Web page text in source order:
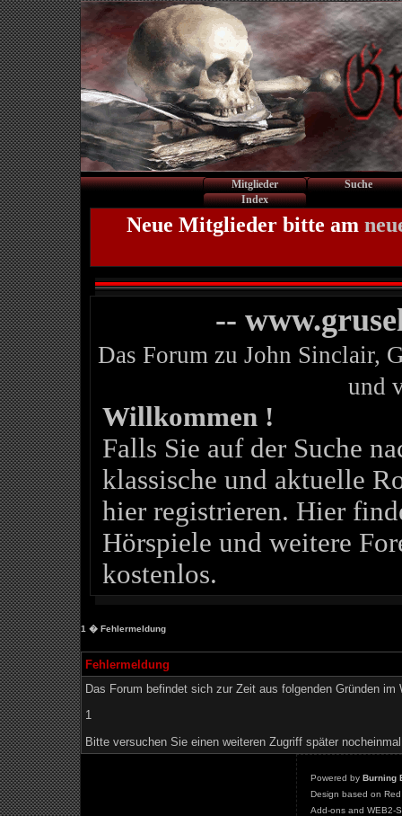
Mitglieder
Suche
Index
Neue Mitglieder bitte am
--
Das Forum zu John Sinclair,
und
Willkommen !
Falls Sie auf der Suche
klassische und aktuelle
hier registrieren. Hier
Hörspiele und weitere
kostenlos.
1 � Fehlermeldung
Fehlermeldung
Das Forum befindet sich zur Zeit aus folgenden Gründen im
1
Bitte versuchen Sie einen weiteren Zugriff später
Powered by Burning
Design based on
Add-ons and WEB2-